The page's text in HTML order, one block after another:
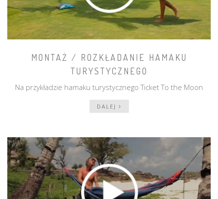
MONTAŻ / ROZKŁADANIE HAMAKU
TURYSTYCZNEGO
Na przykładzie hamaku turystycznego Ticket To the Moon
DALEJ